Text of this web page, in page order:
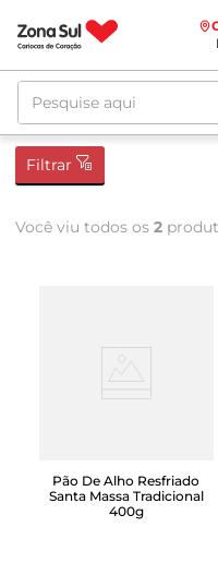
Pesquise aqui
Filtrar
Você viu todos os 2
Pão De Alho Resfriado
Santa Massa Tradicional
400g